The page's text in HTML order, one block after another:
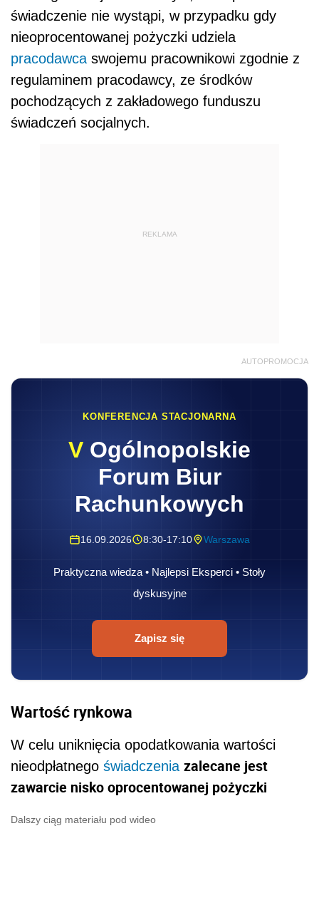
świadczenie nie wystąpi, w przypadku gdy
nieoprocentowanej pożyczki udziela
pracodawca swojemu pracownikowi zgodnie z
regulaminem pracodawcy, ze środków
pochodzących z zakładowego funduszu
świadczeń socjalnych.
REKLAMA
AUTOPROMOCJA
KONFERENCJA STACJONARNA
V Ogólnopolskie
Forum Biur
Rachunkowych
16.09.2026 8:30-17:10 Warszawa
Praktyczna wiedza • Najlepsi Eksperci • Stoły
dyskusyjne
Zapisz się
Wartość rynkowa
W celu uniknięcia opodatkowania wartości
nieodpłatnego świadczenia zalecane jest
zawarcie nisko oprocentowanej pożyczki
Dalszy ciąg materiału pod wideo